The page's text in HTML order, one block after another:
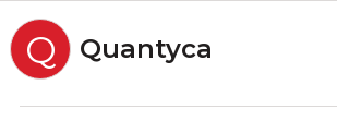
Q Quantyca